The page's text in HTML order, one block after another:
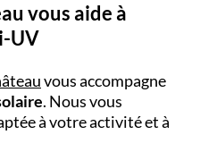
vous aide à
UV
vous accompagne
. Nous vous
à votre activité et à